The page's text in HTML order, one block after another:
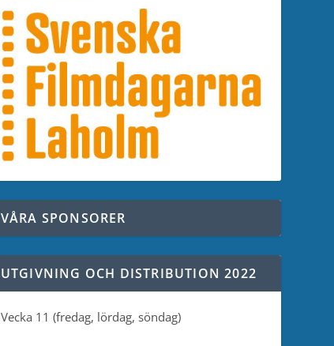
VÅRA SPONSORER
UTGIVNING OCH DISTRIBUTION 2022
Vecka 11 (fredag, lördag, söndag)